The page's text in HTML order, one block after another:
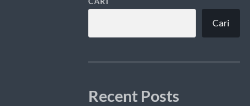
Cari
Recent Posts